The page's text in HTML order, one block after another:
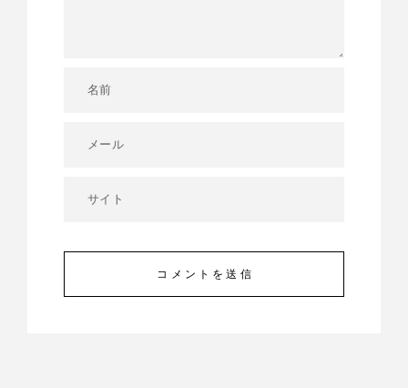
コメントを送信